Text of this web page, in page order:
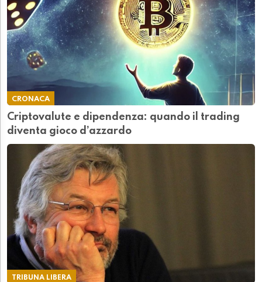
CRONACA
Criptovalute e dipendenza: quando il trading
diventa gioco d’azzardo
TRIBUNA LIBERA